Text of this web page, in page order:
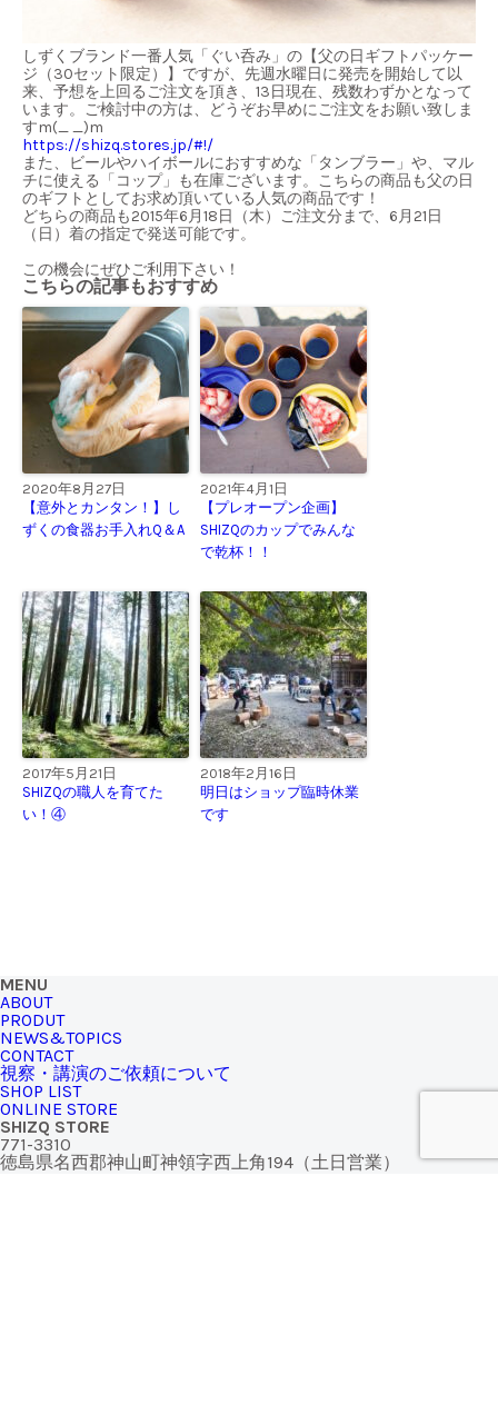
しずくブランド一番人気「ぐい呑み」の【父の日ギフトパッケー
ジ（30セット限定）】ですが、先週水曜日に発売を開始して以
来、予想を上回るご注文を頂き、 13日現在、残数わずかとなって
います。 ご検討中の方は、どうぞお早めにご注文をお願い致しま
すm(_ _)m
https://shizq.stores.jp/#!/
また、ビールやハイボールにおすすめな「タンブラー」や、マル
チに使える「コップ」も在庫ございます。こちらの商品も父の日
のギフトとしてお求め頂いている人気の商品です！
どちらの商品も2015年6月18日（木）ご注文分まで、 6月21日
（日）着の指定で発送可能です。
この機会にぜひご利用下さい！
こちらの記事もおすすめ
2020年8月27日
【意外とカンタン！】し
ずくの食器お手入れQ＆A
2021年4月1日
【プレオープン企画】
SHIZQのカップでみんな
で乾杯！！
2017年5月21日
SHIZQの職人を育てた
い！④
2018年2月16日
明日はショップ臨時休業
です
MENU
ABOUT
PRODUT
NEWS&TOPICS
CONTACT
視察・講演のご依頼について
SHOP LIST
ONLINE STORE
SHIZQ STORE
771-3310
徳島県名西郡神山町神領字西上角194（土日営業）